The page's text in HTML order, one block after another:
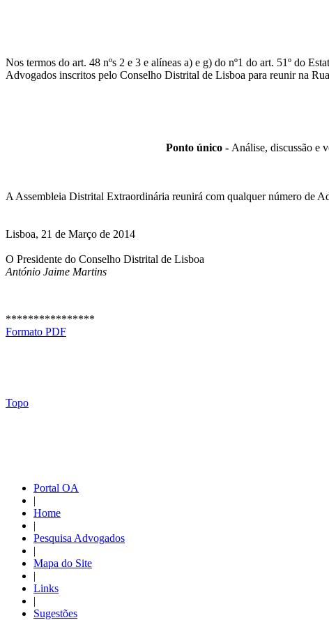
Nos termos do art. 48 nºs 2 e 3 e alíneas a) e g) do nº1 do art. 51º do
Advogados inscritos pelo Conselho Distrital de Lisboa para reunir na
Ponto único - Análise, discussão e
A Assembleia Distrital Extraordinária reunirá com qualquer número de
Lisboa, 21 de Março de 2014
O Presidente do Conselho Distrital de Lisboa
António Jaime Martins
****************
Formato PDF
Topo
Portal OA
|
Home
|
Pesquisa Advogados
|
Mapa do Site
|
Links
|
Sugestões